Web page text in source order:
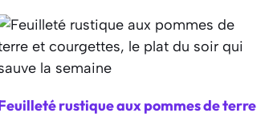
rustique aux pommes de terre